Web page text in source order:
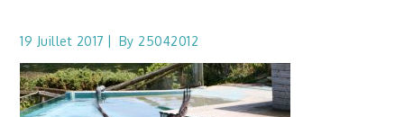
19 Juillet 2017 By 25042012